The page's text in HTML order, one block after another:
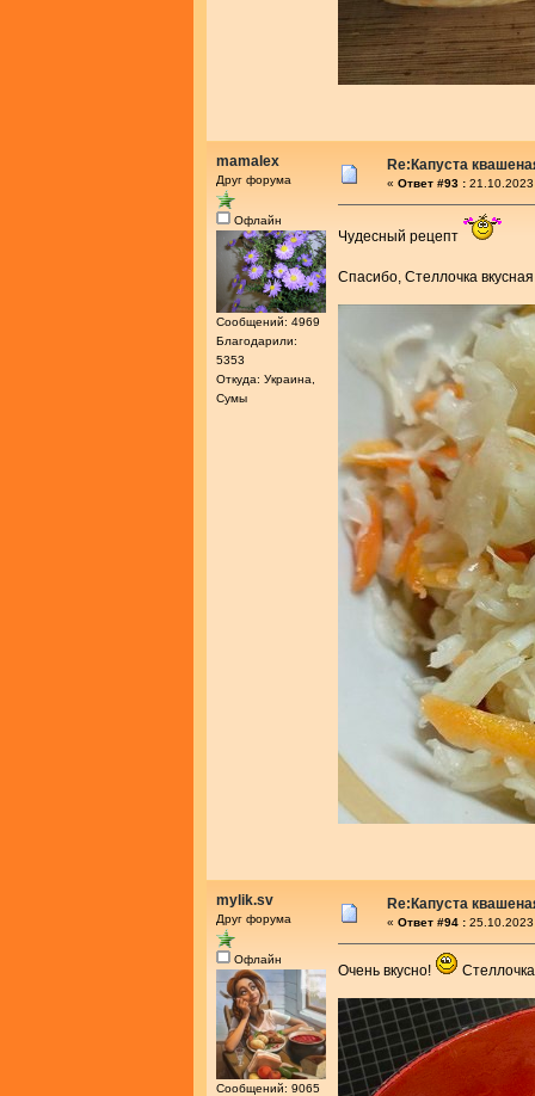
mamalex
Друг форума
Офлайн
Сообщений: 4969
Благодарили:
5353
Откуда: Украина,
Сумы
Re:Капуста
« Ответ #93 :
Чудесный рецепт
Спасибо, Стеллочка
mylik.sv
Друг форума
Офлайн
Сообщений: 9065
Re:Капуста
« Ответ #94 :
Очень вкусно!